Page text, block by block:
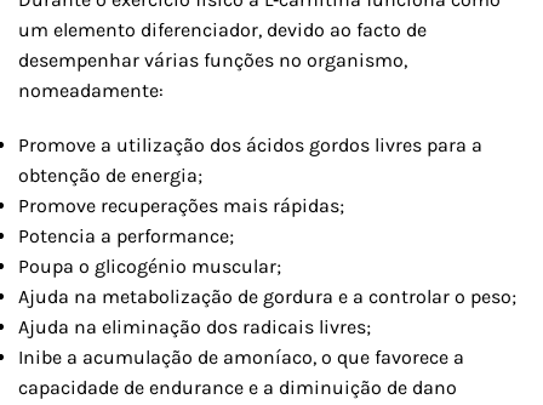
um elemento diferenciador, devido ao facto de
desempenhar várias funções no organismo,
nomeadamente:
Promove a utilização dos ácidos gordos livres para a
obtenção de energia;
Promove recuperações mais rápidas;
Potencia a performance;
Poupa o glicogénio muscular;
Ajuda na metabolização de gordura e a controlar o peso;
Ajuda na eliminação dos radicais livres;
Inibe a acumulação de amoníaco, o que favorece a
capacidade de endurance e a diminuição de dano